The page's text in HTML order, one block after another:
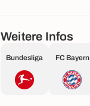
Weitere Infos
Bundesliga FC Bayern